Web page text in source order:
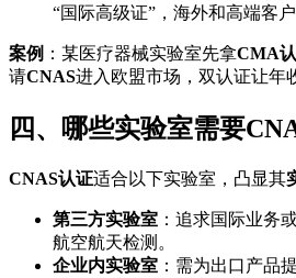
“国际高级证”，海外和高端客户
案例 ：某医疗器械实验室先拿CMA
请CNAS进入欧盟市场，双认证让年
四、哪些实验室需要
CNAS认证适合以下实验室，凸显其
第三方实验室 ：追求国际业务
航空航天检测。
企业内实验室 ：需为出口产品